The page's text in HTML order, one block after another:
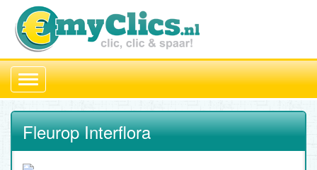
Toggle
navigation
Fleurop Interflora